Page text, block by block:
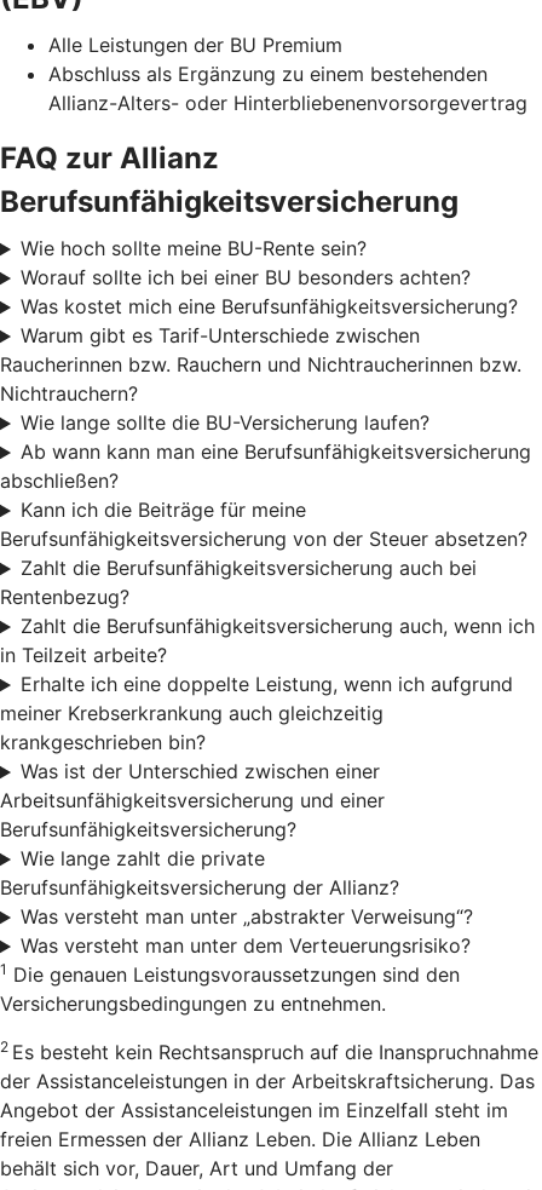
Alle Leistungen der BU Premium
Abschluss als Ergänzung zu einem bestehenden
Allianz-Alters- oder Hinterbliebenenvorsorgevertrag
FAQ zur Allianz
Berufsunfähigkeitsversicherung
Wie hoch sollte meine BU-Rente sein?
Worauf sollte ich bei einer BU besonders achten?
Was kostet mich eine Berufsunfähigkeitsversicherung?
Warum gibt es Tarif-Unterschiede zwischen
Raucherinnen bzw. Rauchern und Nichtraucherinnen bzw.
Nichtrauchern?
Wie lange sollte die BU-Versicherung laufen?
Ab wann kann man eine Berufsunfähigkeitsversicherung
abschließen?
Kann ich die Beiträge für meine
Berufsunfähigkeitsversicherung von der Steuer absetzen?
Zahlt die Berufsunfähigkeitsversicherung auch bei
Rentenbezug?
Zahlt die Berufsunfähigkeitsversicherung auch, wenn ich
in Teilzeit arbeite?
Erhalte ich eine doppelte Leistung, wenn ich aufgrund
meiner Krebserkrankung auch gleichzeitig
krankgeschrieben bin?
Was ist der Unterschied zwischen einer
Arbeitsunfähigkeitsversicherung und einer
Berufsunfähigkeitsversicherung?
Wie lange zahlt die private
Berufsunfähigkeitsversicherung der Allianz?
Was versteht man unter „abstrakter Verweisung“?
Was versteht man unter dem Verteuerungsrisiko?
1 Die genauen Leistungsvoraussetzungen sind den
Versicherungsbedingungen zu entnehmen.
2 Es besteht kein Rechtsanspruch auf die Inanspruchnahme
der Assistanceleistungen in der Arbeitskraftsicherung. Das
Angebot der Assistanceleistungen im Einzelfall steht im
freien Ermessen der Allianz Leben. Die Allianz Leben
behält sich vor, Dauer, Art und Umfang der